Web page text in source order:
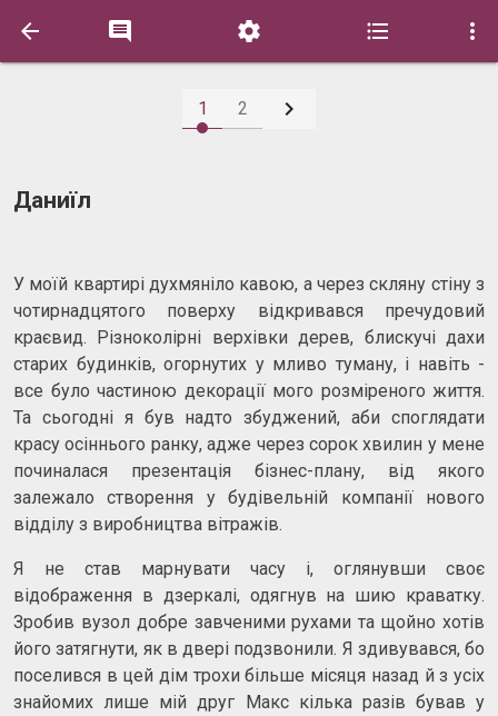
    
1 2 
Даниїл
У моїй квартирі духмяніло кавою, а через скляну стіну з
чотирнадцятого поверху відкривався пречудовий
краєвид. Різноколірні верхівки дерев, блискучі дахи
старих будинків, огорнутих у мливо туману, і навіть -
все було частиною декорації мого розміреного життя.
Та сьогодні я був надто збуджений, аби споглядати
красу осіннього ранку, адже через сорок хвилин у мене
починалася презентація бізнес-плану, від якого
залежало створення у будівельній компанії нового
відділу з виробництва вітражів.
Я не став марнувати часу і, оглянувши своє
відображення в дзеркалі, одягнув на шию краватку.
Зробив вузол добре завченими рухами та щойно хотів
його затягнути, як в двері подзвонили. Я здивувався, бо
поселився в цей дім трохи більше місяця назад й з усіх
знайомих лише мій друг Макс кілька разів бував у